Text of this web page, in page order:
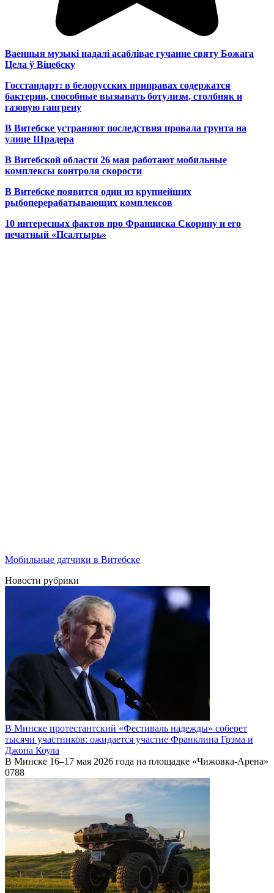
Ваенныя музыкі надалі асаблівае гучанне святу Божага
Цела ў Віцебску
Госстандарт: в белорусских приправах содержатся
бактерии, способные вызывать ботулизм, столбняк и
газовую гангрену
В Витебске устраняют последствия провала грунта на
улице Шрадера
В Витебской области 26 мая работают мобильные
комплексы контроля скорости
В Витебске появится один из крупнейших
рыбоперерабатывающих комплексов
10 интересных фактов про Франциска Скорину и его
печатный «Псалтырь»
Мобильные датчики в Витебске
Новости рубрики
В Минске протестантский «Фестиваль надежды» соберет
тысячи участников: ожидается участие Франклина Грэма и
Джона Коула
В Минске 16–17 мая 2026 года на площадке «Чижовка-Арена»
0788